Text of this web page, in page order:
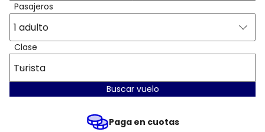
Pasajeros
1 adulto
Clase
Turista
Buscar vuelo
Paga en cuotas